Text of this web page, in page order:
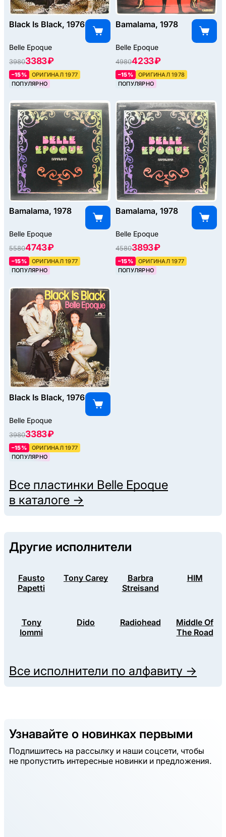
Black Is Black, 1976
Belle Epoque
39803383 ₽
–15%
ОРИГИНАЛ 1977
ПОПУЛЯРНО
Bamalama, 1978
Belle Epoque
49804233 ₽
–15%
ОРИГИНАЛ 1978
ПОПУЛЯРНО
Bamalama, 1978
Belle Epoque
55804743 ₽
–15%
ОРИГИНАЛ 1977
ПОПУЛЯРНО
Bamalama, 1978
Belle Epoque
45803893 ₽
–15%
ОРИГИНАЛ 1977
ПОПУЛЯРНО
Black Is Black, 1976
Belle Epoque
39803383 ₽
–15%
ОРИГИНАЛ 1977
ПОПУЛЯРНО
Все пластинки Belle Epoque
в каталоге →
Другие исполнители
Fausto
Papetti
Tony Carey
Barbra
Streisand
HIM
Tony
Iommi
Dido Radiohead
Middle Of
The Road
Все исполнители по алфавиту →
Узнавайте о новинках первыми
Подпишитесь на рассылку и наши соцсети, чтобы
не пропустить интересные новинки и предложения.